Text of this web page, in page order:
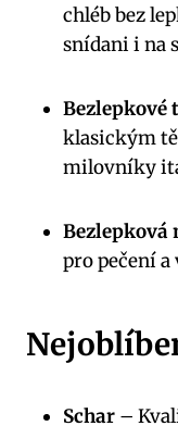
chléb bez
snídani i na
Bezlepkové
klasickým
milovníky
Bezlepková
pro pečení
Schar –